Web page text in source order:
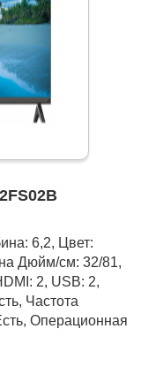
6,2, Цвет:
Дюйм/см: 32/81,
2, USB: 2,
Частота
Операционная